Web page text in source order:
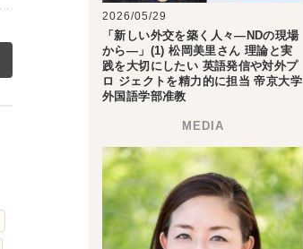
2026/05/29
「新しい外交を築く人々―NDの現場
から―」(1) 松岡美里さん 理論と実
践を大切にしたい 英語発信や対外プ
ロ ジェクトを精力的に担当 帝京大学
外国語学部准教